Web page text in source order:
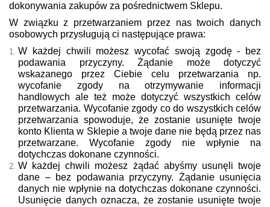
dokonywania zakupów za pośrednictwem Sklepu.
W związku z przetwarzaniem przez nas twoich danych
osobowych przysługują ci następujące prawa:
W każdej chwili możesz wycofać swoją zgodę - bez
podawania przyczyny. Żądanie może dotyczyć
wskazanego przez Ciebie celu przetwarzania np.
wycofanie zgody na otrzymywanie informacji
handlowych ale też może dotyczyć wszystkich celów
przetwarzania. Wycofanie zgody co do wszystkich celów
przetwarzania spowoduje, że zostanie usunięte twoje
konto Klienta w Sklepie a twoje dane nie będą przez nas
przetwarzane. Wycofanie zgody nie wpłynie na
dotychczas dokonane czynności.
W każdej chwili możesz żądać abyśmy usunęli twoje
dane – bez podawania przyczyny. Żądanie usunięcia
danych nie wpłynie na dotychczas dokonane czynności.
Usunięcie danych oznacza, że zostanie usunięte twoje